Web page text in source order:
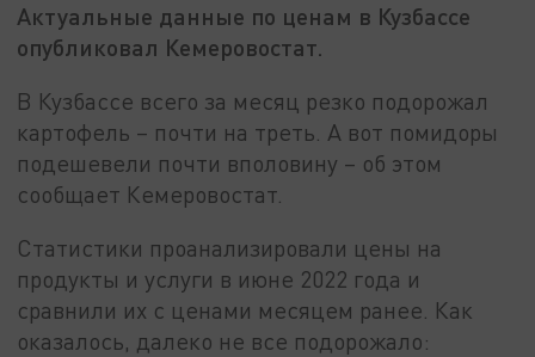
Актуальные данные по ценам в Кузбассе
опубликовал Кемеровостат.
В Кузбассе всего за месяц резко подорожал
картофель – почти на треть. А вот помидоры
подешевели почти вполовину – об этом
сообщает Кемеровостат.
Статистики проанализировали цены на
продукты и услуги в июне 2022 года и
сравнили их с ценами месяцем ранее. Как
оказалось, далеко не все подорожало: